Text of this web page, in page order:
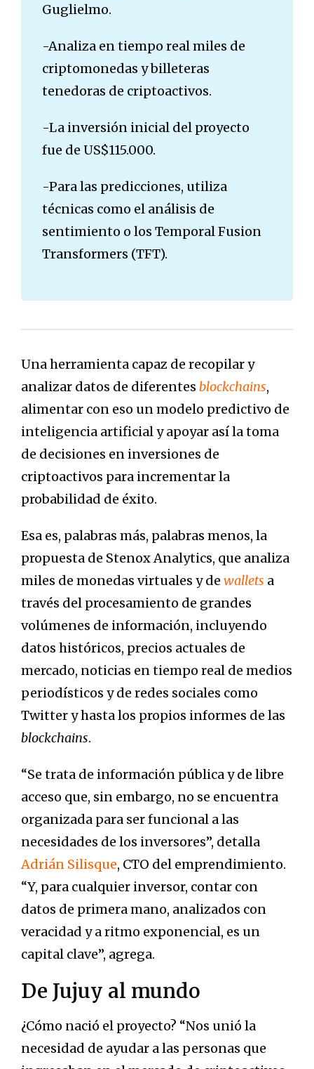
Guglielmo.
-Analiza en tiempo real miles de
criptomonedas y billeteras
tenedoras de criptoactivos.
-La inversión inicial del proyecto
fue de US$115.000.
-Para las predicciones, utiliza
técnicas como el análisis de
sentimiento o los Temporal Fusion
Transformers (TFT).
Una herramienta capaz de recopilar y
analizar datos de diferentes blockchains,
alimentar con eso un modelo predictivo de
inteligencia artificial y apoyar así la toma
de decisiones en inversiones de
criptoactivos para incrementar la
probabilidad de éxito.
Esa es, palabras más, palabras menos, la
propuesta de Stenox Analytics, que analiza
miles de monedas virtuales y de wallets a
través del procesamiento de grandes
volúmenes de información, incluyendo
datos históricos, precios actuales de
mercado, noticias en tiempo real de medios
periodísticos y de redes sociales como
Twitter y hasta los propios informes de las
blockchains.
“Se trata de información pública y de libre
acceso que, sin embargo, no se encuentra
organizada para ser funcional a las
necesidades de los inversores”, detalla
Adrián Silisque, CTO del emprendimiento.
“Y, para cualquier inversor, contar con
datos de primera mano, analizados con
veracidad y a ritmo exponencial, es un
capital clave”, agrega.
De Jujuy al mundo
¿Cómo nació el proyecto? “Nos unió la
necesidad de ayudar a las personas que